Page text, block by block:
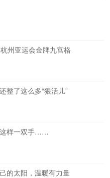
州亚运会金牌九宫格
整了这么多“狠活儿”
这样一双手……
的太阳，温暖有力量